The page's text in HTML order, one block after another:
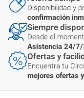
Disponibilidad y
confirmación
Siempre
Desde el
Asistencia 24/
Ofertas y
Encuentra tu
mejores ofertas